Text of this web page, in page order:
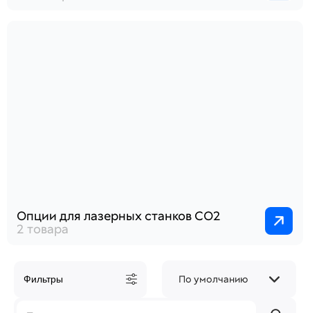
Опции для лазерных станков СО2
2 товара
Фильтры По умолчанию